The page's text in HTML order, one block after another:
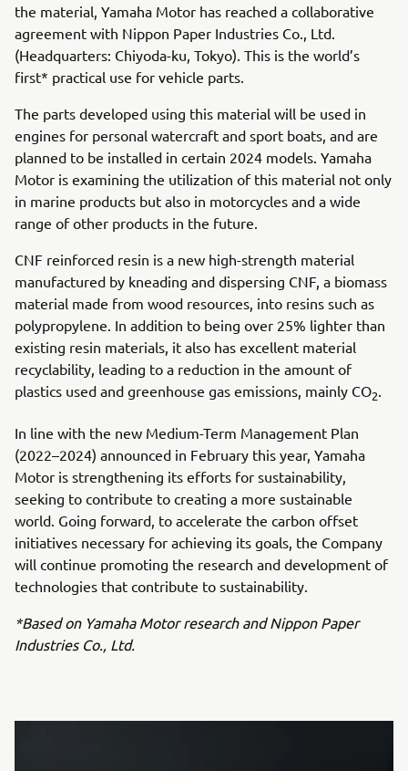
the material, Yamaha Motor has reached a collaborative
agreement with Nippon Paper Industries Co., Ltd.
(Headquarters: Chiyoda-ku, Tokyo). This is the world’s
first* practical use for vehicle parts.
The parts developed using this material will be used in
engines for personal watercraft and sport boats, and are
planned to be installed in certain 2024 models. Yamaha
Motor is examining the utilization of this material not only
in marine products but also in motorcycles and a wide
range of other products in the future.
CNF reinforced resin is a new high-strength material
manufactured by kneading and dispersing CNF, a biomass
material made from wood resources, into resins such as
polypropylene. In addition to being over 25% lighter than
existing resin materials, it also has excellent material
recyclability, leading to a reduction in the amount of
plastics used and greenhouse gas emissions, mainly CO2.
In line with the new Medium-Term Management Plan
(2022–2024) announced in February this year, Yamaha
Motor is strengthening its efforts for sustainability,
seeking to contribute to creating a more sustainable
world. Going forward, to accelerate the carbon offset
initiatives necessary for achieving its goals, the Company
will continue promoting the research and development of
technologies that contribute to sustainability.
*Based on Yamaha Motor research and Nippon Paper
Industries Co., Ltd.